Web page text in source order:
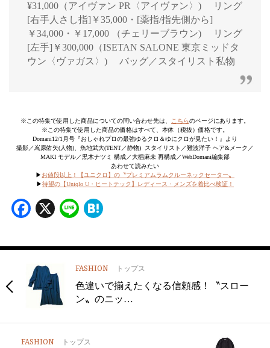
¥31,000（アイヴァン PR〈アイヴァン〉) リング
[右手人さし指]￥35,000・[薬指/指先側から]
￥34,000・￥17,000 （チェリーブラウン) リング
[左手]￥300,000（ISETAN SALONE 東京ミッドタ
ウン〈ヴァガス〉) バッグ／スタイリスト私物
※この特集で使用した商品についての問い合わせ先は、 こちらのページにあります。
※この特集で使用した商品の価格はすべて、本体（税抜）価格です。
Domani12/1月号『おしゃれプロの最強ゆるクロ＆ゆにクロが見たい！』より
撮影／嶌原佑矢(人物)、魚地武大(TENT／静物) スタイリスト／難波洋子 ヘア&メーク／
MAKI モデル／黒木ナツミ 構成／大椙麻未 再構成／WebDomani編集部
あわせて読みたい
▶︎お値段以上！【ユニクロ】の〝プレミアムラムクルーネックセーター〟
▶︎待望の【Uniqlo U・ヒートテック】レディース・メンズを着比べ検証！
Facebook
X Line
FASHION トップス
色違いで揃えたくなる信頼感！〝スロー
ン〟のニッ…
FASHION トップス